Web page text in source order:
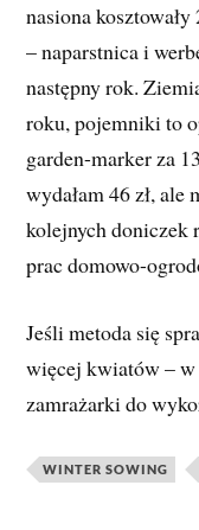
nasiona kosztowały
– naparstnica i
następny rok.
roku, pojemniki to
garden-marker za
wydałam 46 zł,
kolejnych doniczek
prac domowo-
Jeśli metoda się
więcej kwiatów – w
zamrażarki do
WINTER SOWING